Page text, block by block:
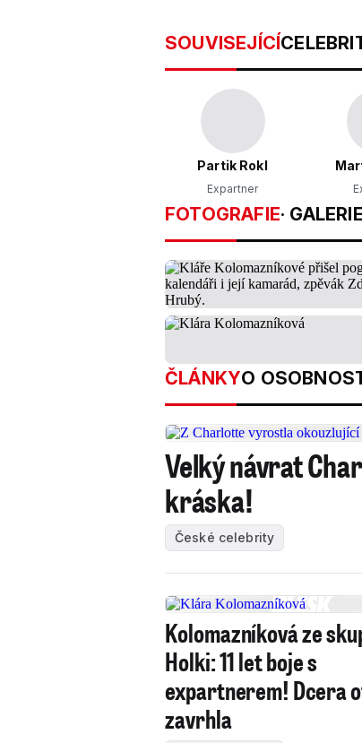
SOUVISEJÍCÍ
Partik Rokl
Expartner
FOTOGRAFIE· GALERIE
ČLÁNKYO
Velký návrat
kráska!
České celebrity
Kolomazníková ze
Holki: 11 let boje s
expartnerem! Dcera
zavrhla